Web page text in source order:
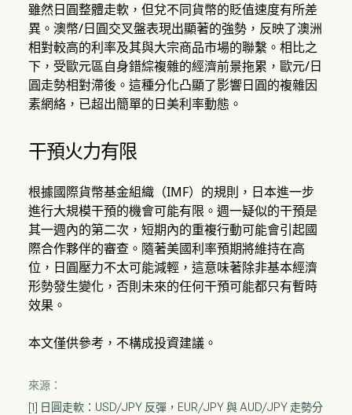
雖然日圓整體走軟，但兌不同貨幣的貶值速度有所差
異。澳幣/日圓交叉盤表現出顯著的強勢，反映了澳洲
相對較高的利率及其與大宗商品市場的聯繫。相比之
下，受歐元區自身錯綜複雜的經濟前景拖累，歐元/日
圓走勢相對滯後。這種分化凸顯了影響日圓的複雜因
素網絡，已超出簡單的日美利率動態。
干預火力有限
根據國際貨幣基金組織（IMF）的規則，日本進一步
進行大規模干預的機會可能有限。週一疑似的干預是
其一週內的第二次，短期內的重複行動可能會引起國
際合作夥伴的審查。隨著美國利率預期將維持在高
位，日圓壓力不太可能減輕，這意味著除非基本經濟
形勢發生變化，否則未來的任何干預可能都只有暫時
效果。
本文僅供參考，不構成投資建議。
來源：
[1] 日圓走軟：USD/JPY 反彈，EUR/JPY 與 AUD/JPY 走勢分